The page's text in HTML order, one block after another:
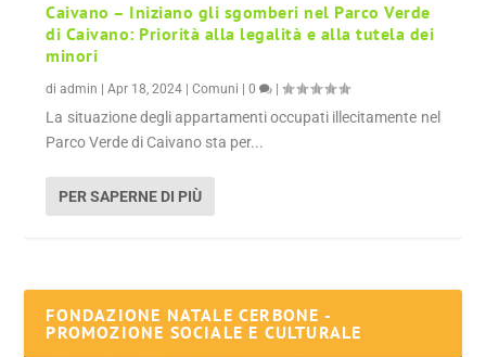
Caivano – Iniziano gli sgomberi nel Parco Verde
di Caivano: Priorità alla legalità e alla tutela dei
minori
diadmin |Apr 18, 2024 |Comuni |0 |
La situazione degli appartamenti occupati illecitamente nel
Parco Verde di Caivano sta per...
PER SAPERNE DI PIÙ
FONDAZIONE NATALE CERBONE -
PROMOZIONE SOCIALE E CULTURALE